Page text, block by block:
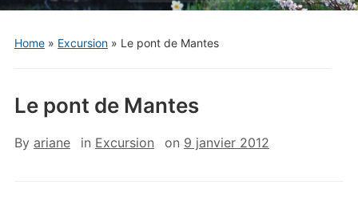
menu
Home» Excursion» Le pont de Mantes
Le pont de Mantes
By ariane in Excursion on 9 janvier 2012